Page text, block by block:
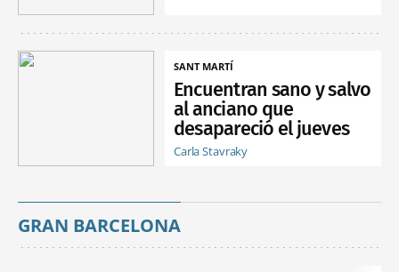
SANT MARTÍ
Encuentran sano y salvo
al anciano que
desapareció el jueves
Carla Stavraky
GRAN BARCELONA